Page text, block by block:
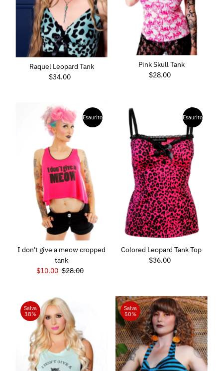
Raquel Leopard Tank
Prezzo
$34.00
Pink Skull Tank
Prezzo
$28.00
Esaurito
I don't give a meow cropped
tank
Prezzo
$10.00 Prezzo
$28.00
Esaurito
Colored Leopard Tank Top
Prezzo
$36.00
Salva
38%
Salva
50%